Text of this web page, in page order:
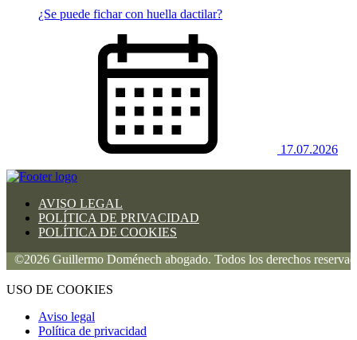
¿Se puede fichar con huella dactilar?
17.07.2026
AVISO LEGAL
POLÍTICA DE PRIVACIDAD
POLÍTICA DE COOKIES
Guillermo Doménech abogado. Todos los derechos reservados.
USO DE COOKIES
Aviso legal
Política de privacidad